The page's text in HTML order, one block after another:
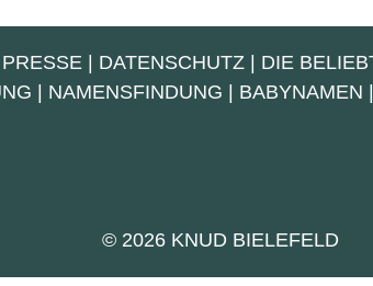
PRESSE | DATENSCHUTZ| DIE
| NAMENSFINDUNG | BABYNAMEN |
© 2026 KNUD BIELEFELD